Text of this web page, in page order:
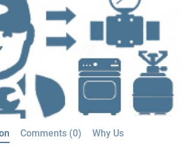
Comments (0) Why Us